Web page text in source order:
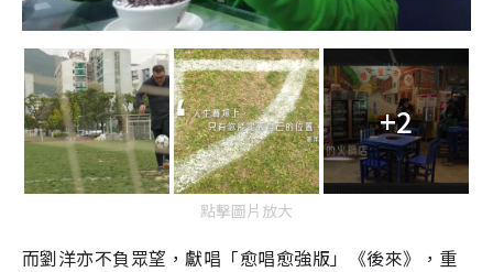
+2
點擊圖片放大
而劉洋亦不負眾望，獻唱「愈唱愈強版」《後來》，重